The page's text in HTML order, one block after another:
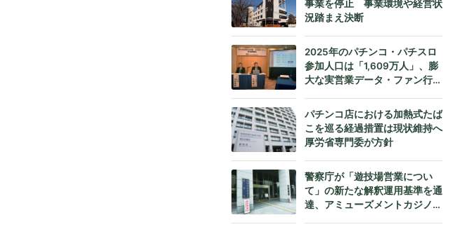
事業を停止 事業環境や経営状
況踏まえ決断
2025年のパチンコ・パチスロ
参加人口は「1,609万人」、膨
大な実営業データ・ファン行動
公式発表
パチンコ店における加熱式たば
こを巡る経過措置は現状維持へ
厚労省専門委が方針
警察庁が「遊技場営業につい
て」の新たな解釈運用基準を通
達、アミューズメントカジノへ